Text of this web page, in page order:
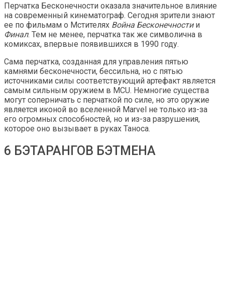
Перчатка Бесконечности оказала значительное влияние
на современный кинематограф. Сегодня зрители знают
ее по фильмам о Мстителях Война Бесконечностии
Финал. Тем не менее, перчатка так же символична в
комиксах, впервые появившихся в 1990 году.
Сама перчатка, созданная для управления пятью
камнями бесконечности, бессильна, но с пятью
источниками силы соответствующий артефакт является
самым сильным оружием в MCU. Немногие существа
могут соперничать с перчаткой по силе, но это оружие
является иконой во вселенной Marvel не только из-за
его огромных способностей, но и из-за разрушения,
которое оно вызывает в руках Таноса.
6 БЭТАРАНГОВ БЭТМЕНА